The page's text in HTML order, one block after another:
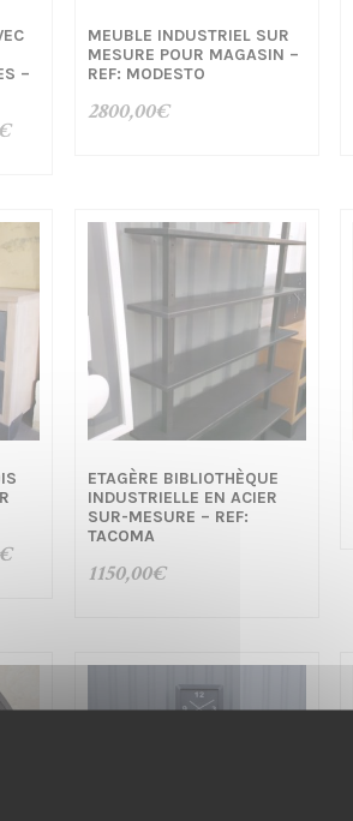
–
Plage
1020,00€
à
MEUBLE INDUSTRIEL SUR
MESURE POUR MAGASIN –
REF: MODESTO
2800,00€
Plage
à
1800,00€
ETAGÈRE BIBLIOTHÈQUE
INDUSTRIELLE EN ACIER
SUR-MESURE – REF:
TACOMA
1150,00€